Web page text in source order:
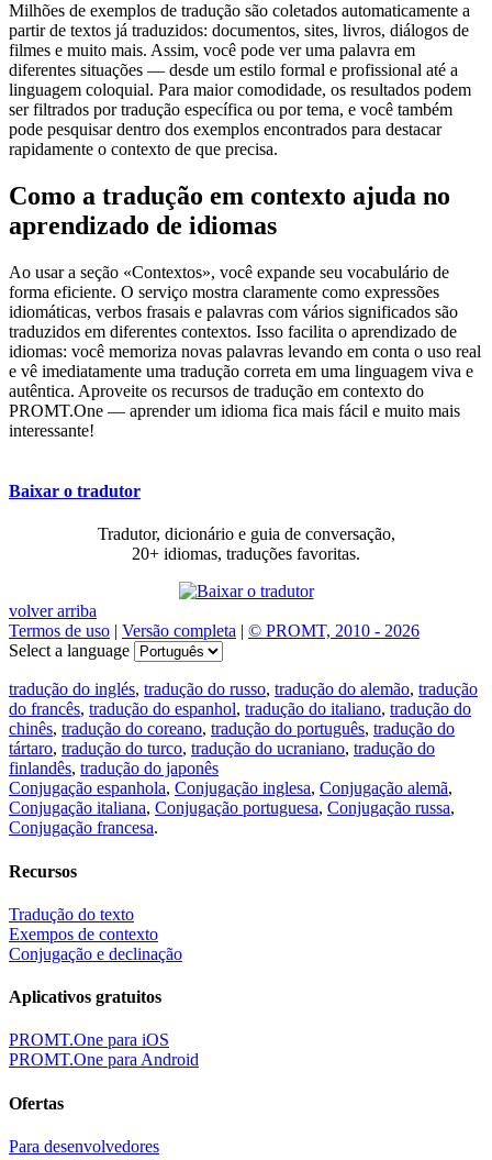
Milhões de exemplos de tradução são coletados automaticamente a
partir de textos já traduzidos: documentos, sites, livros, diálogos de
filmes e muito mais. Assim, você pode ver uma palavra em
diferentes situações — desde um estilo formal e profissional até a
linguagem coloquial. Para maior comodidade, os resultados podem
ser filtrados por tradução específica ou por tema, e você também
pode pesquisar dentro dos exemplos encontrados para destacar
rapidamente o contexto de que precisa.
Como a tradução em contexto ajuda no
aprendizado de idiomas
Ao usar a seção «Contextos», você expande seu vocabulário de
forma eficiente. O serviço mostra claramente como expressões
idiomáticas, verbos frasais e palavras com vários significados são
traduzidos em diferentes contextos. Isso facilita o aprendizado de
idiomas: você memoriza novas palavras levando em conta o uso real
e vê imediatamente uma tradução correta em uma linguagem viva e
autêntica. Aproveite os recursos de tradução em contexto do
PROMT.One — aprender um idioma fica mais fácil e muito mais
interessante!
Baixar o tradutor
Tradutor, dicionário e guia de conversação,
20+ idiomas, traduções favoritas.
volver arriba
Termos de uso | Versão completa | © PROMT, 2010 - 2026
Select a language
tradução do inglés, tradução do russo, tradução do alemão, tradução
do francês, tradução do espanhol, tradução do italiano, tradução do
chinês, tradução do coreano, tradução do português, tradução do
tártaro, tradução do turco, tradução do ucraniano, tradução do
finlandês, tradução do japonês
Conjugação espanhola, Conjugação inglesa, Conjugação alemã,
Conjugação italiana, Conjugação portuguesa, Conjugação russa,
Conjugação francesa.
Recursos
Tradução do texto
Exempos de contexto
Conjugação e declinação
Aplicativos gratuitos
PROMT.One para iOS
PROMT.One para Android
Ofertas
Para desenvolvedores